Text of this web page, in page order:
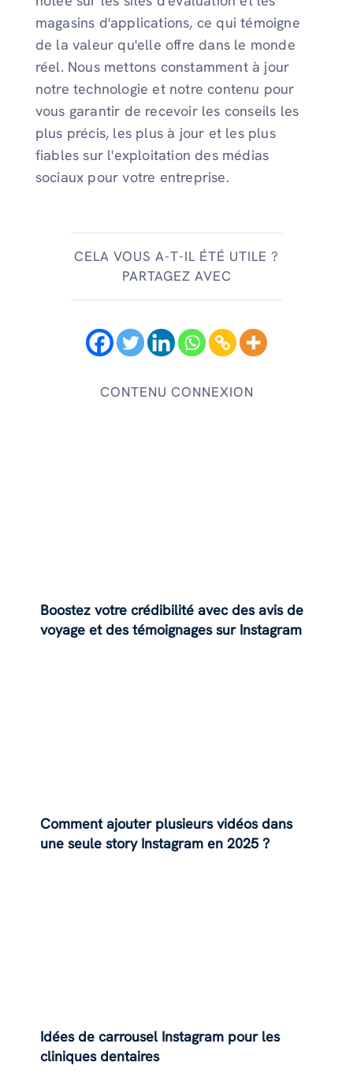
magasins d'applications, ce qui témoigne
de la valeur qu'elle offre dans le monde
réel. Nous mettons constamment à jour
notre technologie et notre contenu pour
vous garantir de recevoir les conseils les
plus précis, les plus à jour et les plus
fiables sur l'exploitation des médias
sociaux pour votre entreprise.
CELA VOUS A-T-IL ÉTÉ UTILE ?
PARTAGEZ AVEC
CONTENU CONNEXION
Boostez votre crédibilité avec des avis de
voyage et des témoignages sur Instagram
Comment ajouter plusieurs vidéos dans
une seule story Instagram en 2025 ?
Idées de carrousel Instagram pour les
cliniques dentaires